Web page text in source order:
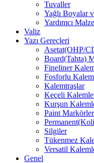
Tuvaller
Yağlı Boyalar
Yardımcı
Valiz
Yazı Gereçleri
Asetat(OHP/
Board(Tahta)
Fineliner
Fosforlu
Kalemtraşlar
Keçeli
Kurşun
Paint Markörler
Silgiler
Tükenmez
Versatil
Genel